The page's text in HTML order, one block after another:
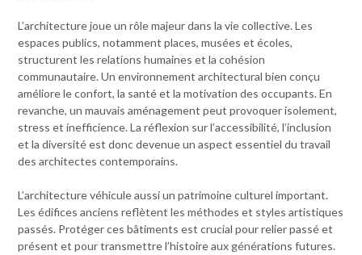
L’architecture joue un rôle majeur dans la vie collective. Les
espaces publics, notamment places, musées et écoles,
structurent les relations humaines et la cohésion
communautaire. Un environnement architectural bien conçu
améliore le confort, la santé et la motivation des occupants. En
revanche, un mauvais aménagement peut provoquer isolement,
stress et inefficience. La réflexion sur l’accessibilité, l’inclusion
et la diversité est donc devenue un aspect essentiel du travail
des architectes contemporains.
L’architecture véhicule aussi un patrimoine culturel important.
Les édifices anciens reflètent les méthodes et styles artistiques
passés. Protéger ces bâtiments est crucial pour relier passé et
présent et pour transmettre l’histoire aux générations futures.